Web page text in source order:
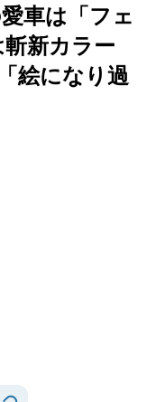
車は「フェ
新カラー
絵になり過